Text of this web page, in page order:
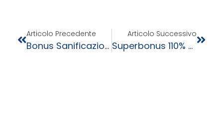
Articolo Precedente
Bonus Sanificazione E DPI: Dal 20 Luglio Al Via Le Comunicazioni Delle Spese Ammissibili
Articolo Successivo
Superbonus 110% – La Guida Dell’Agenzia Delle Entrate